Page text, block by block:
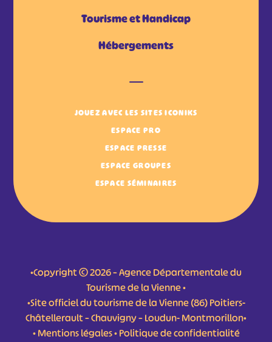
Tourisme et Handicap
Hébergements
JOUEZ AVEC LES SITES ICONIKS
ESPACE PRO
ESPACE PRESSE
ESPACE GROUPES
ESPACE SÉMINAIRES
•Copyright © 2026 – Agence Départementale du
Tourisme de la Vienne •
•Site officiel du tourisme de la Vienne (86) Poitiers-
Châtellerault – Chauvigny – Loudun- Montmorillon•
•Mentions légales•Politique de confidentialité